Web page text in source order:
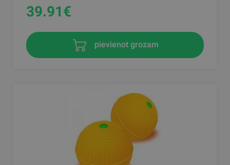
39.91€
pievienot grozam